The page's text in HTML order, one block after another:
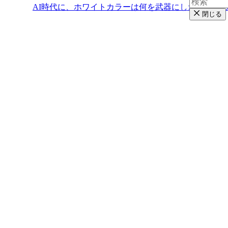
AI時代に、ホワイトカラーは何を武器にしたらいい
閉じる